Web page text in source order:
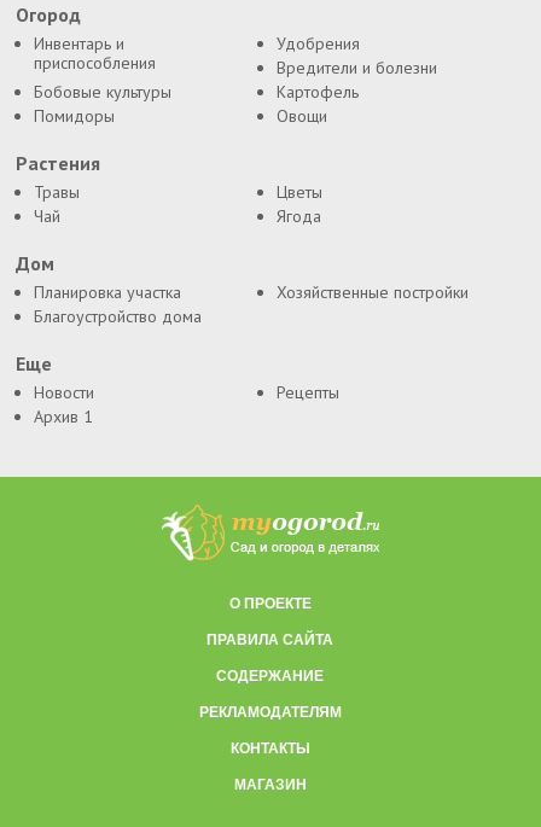
Огород
Инвентарь и
приспособления
Удобрения
Вредители и болезни
Бобовые культуры
Картофель
Помидоры
Овощи
Растения
Травы
Цветы
Чай
Ягода
Дом
Планировка участка
Хозяйственные постройки
Благоустройство дома
Еще
Новости
Рецепты
Архив 1
О ПРОЕКТЕ
ПРАВИЛА САЙТА
СОДЕРЖАНИЕ
РЕКЛАМОДАТЕЛЯМ
КОНТАКТЫ
МАГАЗИН